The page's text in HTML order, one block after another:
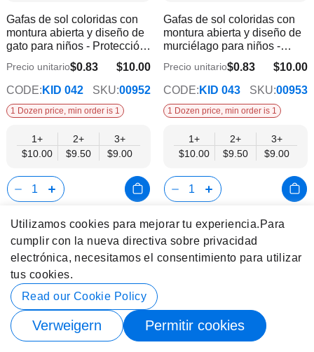
Utilizamos cookies para mejorar tu experiencia. Para
cumplir con la nueva directiva sobre privacidad
electrónica, necesitamos el consentimiento para utilizar
tus cookies.
Read our Cookie Policy
Verweigern Permitir cookies
Info la
lista
de
deseos
Gafas de sol coloridas con
montura abierta y diseño de
gato para niños - Protección
$10.00
$9.00
Precio unitario$0.83
CODE: KID 042 SKU:00952
1 Dozen price, min order is 1
1+
$10.00
2+
$9.50
3+
$9.00
Info la
lista
de
Gafas de sol coloridas con
montura abierta y diseño de
murciélago para niños -
Protección UV 400
$10.00
$9.00
Precio unitario$0.83
CODE: KID 043 SKU:00953
1 Dozen price, min order is 1
1+
$10.00
2+
$9.50
3+
$9.00
Show
Product
Info
Añadir
la
lista
deseos
Gafas de sol coloridas con
montura abierta y diseño de
pato para niños - Protección
UV 400
$10.00
$9.00
Precio unitario$0.83
CODE: KID 044 SKU:00954
1 Dozen price, min order is 1
Show
Info
lista
Gafas de sol rectangulares
angulares al por mayor para
CODE:
KID 045 SKU:
1 Dozen price, min order is 1